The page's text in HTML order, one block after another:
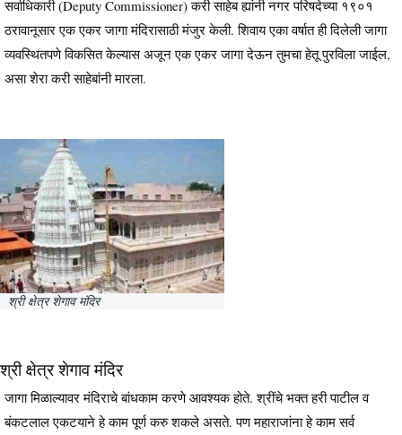
सर्वाधिकारी (Deputy Commissioner) करी साहेब ह्यांनी नगर परिषदेच्या १९०१
ठरावानूसार एक एकर जागा मंदिरासाठी मंजुर केली. शिवाय एका वर्षात ही दिलेली जागा
व्यवस्थितपणे विकसित केल्यास अजून एक एकर जागा देऊन तुमचा हेतू पुरविला जाईल,
असा शेरा करी साहेबांनी मारला.
श्री क्षेत्र शेगाव मंदिर
श्री क्षेत्र शेगाव मंदिर
जागा मिळाल्यावर मंदिराचे बांधकाम करणे आवश्यक होते. श्रींचे भक्त हरी पाटील व
बंकटलाल एकटयाने हे काम पूर्ण करु शकले असते. पण महाराजांना हे काम सर्व